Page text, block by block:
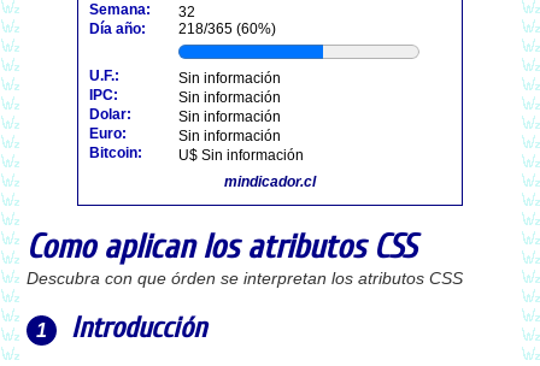
Semana:
32
Día año:
218/365 (60%)
U.F.:
Sin información
IPC:
Sin información
Dolar:
Sin información
Euro:
Sin información
Bitcoin:
U$ Sin información
mindicador.cl
Como aplican los atributos CSS
Descubra con que órden se interpretan los atributos CSS
Introducción